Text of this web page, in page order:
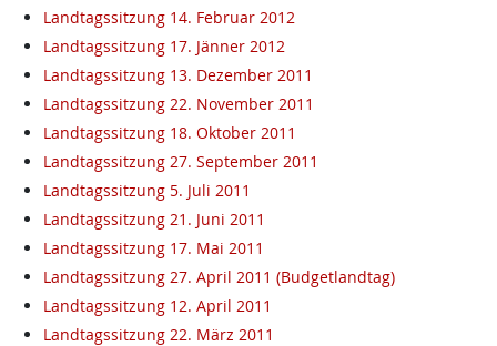
Landtagssitzung 14. Februar 2012
Landtagssitzung 17. Jänner 2012
Landtagssitzung 13. Dezember 2011
Landtagssitzung 22. November 2011
Landtagssitzung 18. Oktober 2011
Landtagssitzung 27. September 2011
Landtagssitzung 5. Juli 2011
Landtagssitzung 21. Juni 2011
Landtagssitzung 17. Mai 2011
Landtagssitzung 27. April 2011 (Budgetlandtag)
Landtagssitzung 12. April 2011
Landtagssitzung 22. März 2011